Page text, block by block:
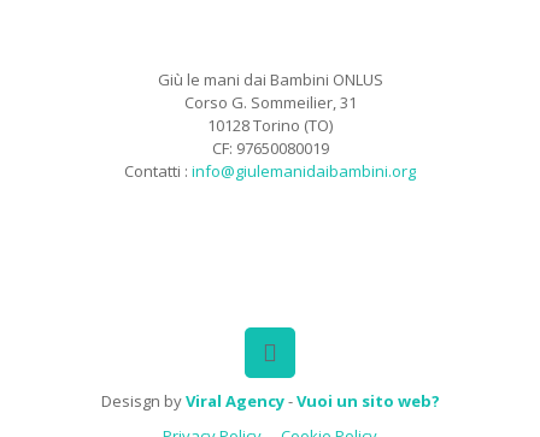
Giù le mani dai Bambini ONLUS
Corso G. Sommeilier, 31
10128 Torino (TO)
CF: 97650080019
Contatti : info@giulemanidaibambini.org
Desisgn byViral Agency-Vuoi un sito web?